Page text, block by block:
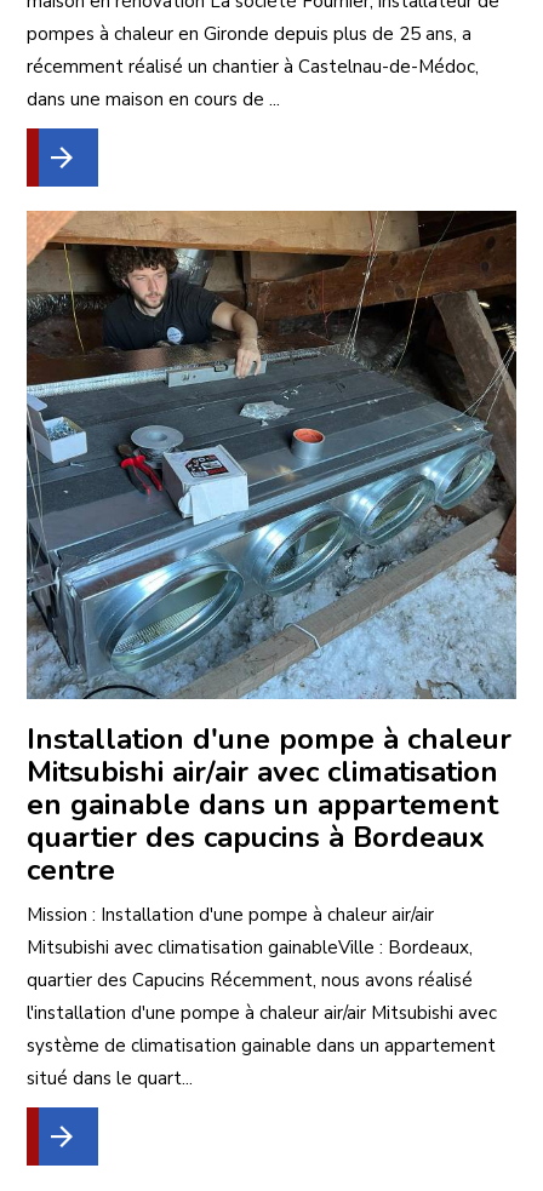
pompes à chaleur en Gironde depuis plus de 25 ans, a
récemment réalisé un chantier à Castelnau-de-Médoc,
dans une maison en cours de ...
Installation d'une pompe à chaleur
Mitsubishi air/air avec climatisation
en gainable dans un appartement
quartier des capucins à Bordeaux
centre
Mission : Installation d'une pompe à chaleur air/air
Mitsubishi avec climatisation gainableVille : Bordeaux,
quartier des Capucins Récemment, nous avons réalisé
l'installation d'une pompe à chaleur air/air Mitsubishi avec
système de climatisation gainable dans un appartement
situé dans le quart...